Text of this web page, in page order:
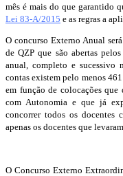
mês é mais do que garantido
Lei 83-A/2015 e as regras a
O concurso Externo Anual
de QZP que são abertas
anual, completo e sucessivo
contas existem pelo menos
em função de colocações que
com Autonomia e que já
concorrer todos os docentes
apenas os docentes que
O Concurso Externo